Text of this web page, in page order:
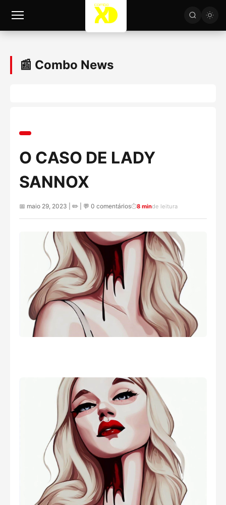
📰 Combo News
O CASO DE LADY
SANNOX
📅 maio 29, 2023 | ✏️ | 💬 0 comentários⏱️8 minde leitura